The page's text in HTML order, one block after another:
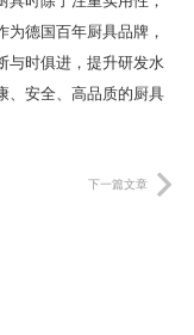
德国百年厨具品牌，
与时俱进，提升研发水
、安全、高品质的厨具
下一篇文章